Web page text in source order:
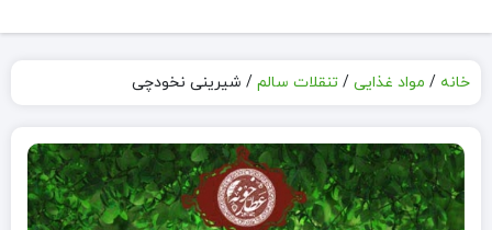
خانه / مواد غذایی / تنقلات سالم / شیرینی نخودچی